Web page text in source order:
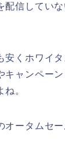
信してい
くホワイ
ャンペー
。
ータムセ